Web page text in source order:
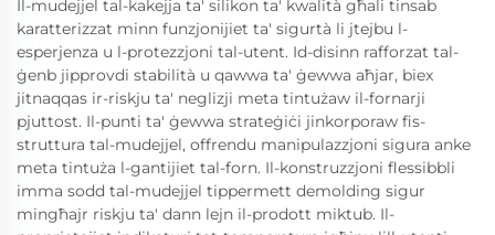
Il-mudejjel tal-kakejja ta' silikon ta' kwalità għali tinsab
karatterizzat minn funzjonijiet ta' sigurtà li jtejbu l-
esperjenza u l-protezzjoni tal-utent. Id-disinn rafforzat tal-
ġenb jipprovdi stabilità u qawwa ta' ġewwa aħjar, biex
jitnaqqas ir-riskju ta' neglizji meta tintużaw il-fornarji
pjuttost. Il-punti ta' ġewwa strateġiċi jinkorporaw fis-
struttura tal-mudejjel, offrendu manipulazzjoni sigura anke
meta tintuża l-gantijiet tal-forn. Il-konstruzzjoni flessibbli
imma sodd tal-mudejjel tippermett demolding sigur
mingħajr riskju ta' dann lejn il-prodott miktub. Il-